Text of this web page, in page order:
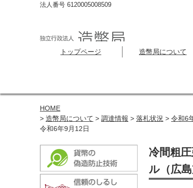
法人番号 6120005008509
トップページ 造幣局について
HOME
> 造幣局について > 調達情報 > 落札状況 > 令和6
令和6年9月12日
冷間粗
ル（広